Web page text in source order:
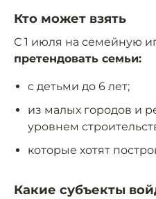
Кто может взять
С 1 июля на семейную
претендовать семьи:
с детьми до 6 лет;
из малых городов и
уровнем
которые хотят
Какие субъекты